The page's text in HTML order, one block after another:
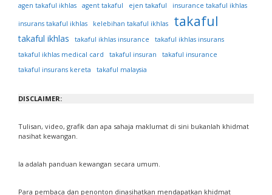
agen takaful ikhlas agent takaful ejen takaful insurance takaful ikhlas
insurans takaful ikhlas kelebihan takaful ikhlas takaful
takaful ikhlas takaful ikhlas insurance
takaful ikhlas insurans
takaful ikhlas medical card
takaful insuran
takaful insurance
takaful insurans kereta
takaful malaysia
DISCLAIMER:
Tulisan, video, grafik dan apa sahaja maklumat di sini bukanlah khidmat
nasihat kewangan.
Ia adalah panduan kewangan secara umum.
Para pembaca dan penonton dinasihatkan mendapatkan khidmat